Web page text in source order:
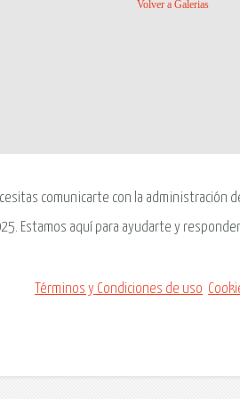
Volver a Galerias
comunicarte con la administración
Estamos aquí para ayudarte y
Términos y Condiciones de uso